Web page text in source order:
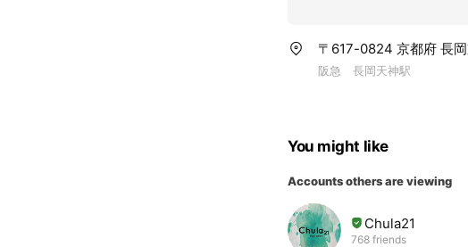
〒617-0824 京都府 長
阪急 長岡天神駅
You might like
Accounts others are viewing
Chula21
768 friends